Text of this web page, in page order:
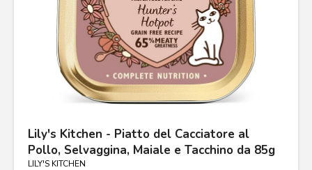
Lily's Kitchen - Piatto del Cacciatore al
Pollo, Selvaggina, Maiale e Tacchino da 85g
LILY'S KITCHEN